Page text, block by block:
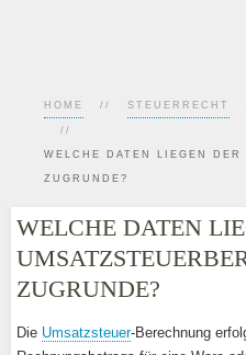
HOME STEUERRECHT
WELCHE DATEN LIEGEN DER
ZUGRUNDE?
WELCHE DATEN
ZUGRUNDE?
Die Umsatzsteuer-Berechnung